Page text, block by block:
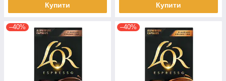
Купити Купити
–40% –40%